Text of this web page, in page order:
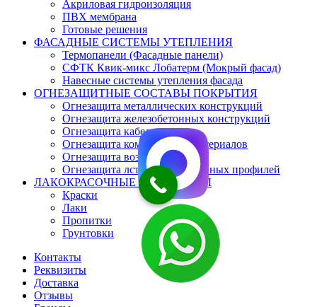
Акриловая гидроизоляция
ПВХ мембрана
Готовые решения
ФАСАДНЫЕ СИСТЕМЫ УТЕПЛЕНИЯ
Термопанели (Фасадные панели)
СФТК Квик-микс Лобатерм (Мокрый фасад)
Навесные системы утепления фасада
ОГНЕЗАЩИТНЫЕ СОСТАВЫ ПОКРЫТИЯ
Огнезащита металлических конструкций
Огнезащита железобетонных конструкций
Огнезащита кабеля
Огнезащита композитных материалов
Огнезащита воздуховодов
Огнезащита лстк и оцинкованных профилей
ЛАКОКРАСОЧНЫЕ МАТЕРИАЛЫ
Краски
Лаки
Пропитки
Грунтовки
Контакты
Реквизиты
Доставка
Отзывы